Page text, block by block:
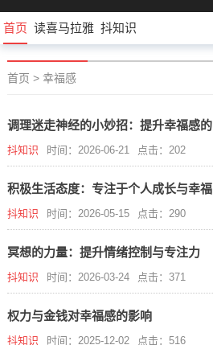
首页 读喜马拉雅 抖知识
首页 > 幸福感
调理迷走神经的小妙招：提升幸福感
抖知识 时间：2026-06-21 点击：202
积极生活态度：专注于个人成长与幸福
抖知识 时间：2026-05-15 点击：290
冥想的力量：提升情绪控制与专注力
抖知识 时间：2026-03-24 点击：371
权力与金钱对幸福感的影响
抖知识 时间：2025-12-02 点击：516